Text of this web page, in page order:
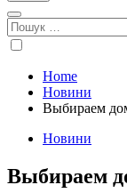
Пошук:
Home
Новини
Выбираем
Новини
Выбираем